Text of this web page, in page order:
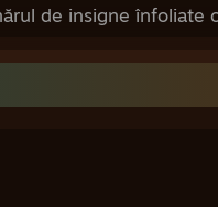
de insigne înfoliate